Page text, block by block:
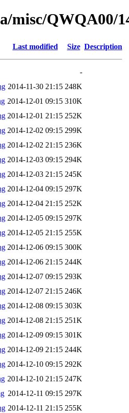
misc/QWQA00/
Last modified Size Description
-
2014-11-30 21:15 248K
2014-12-01 09:15 310K
2014-12-01 21:15 252K
2014-12-02 09:15 299K
2014-12-02 21:15 236K
2014-12-03 09:15 294K
2014-12-03 21:15 245K
2014-12-04 09:15 297K
2014-12-04 21:15 252K
2014-12-05 09:15 297K
2014-12-05 21:15 255K
2014-12-06 09:15 300K
2014-12-06 21:15 244K
2014-12-07 09:15 293K
2014-12-07 21:15 246K
2014-12-08 09:15 303K
2014-12-08 21:15 251K
2014-12-09 09:15 301K
2014-12-09 21:15 244K
2014-12-10 09:15 292K
2014-12-10 21:15 247K
2014-12-11 09:15 297K
2014-12-11 21:15 255K